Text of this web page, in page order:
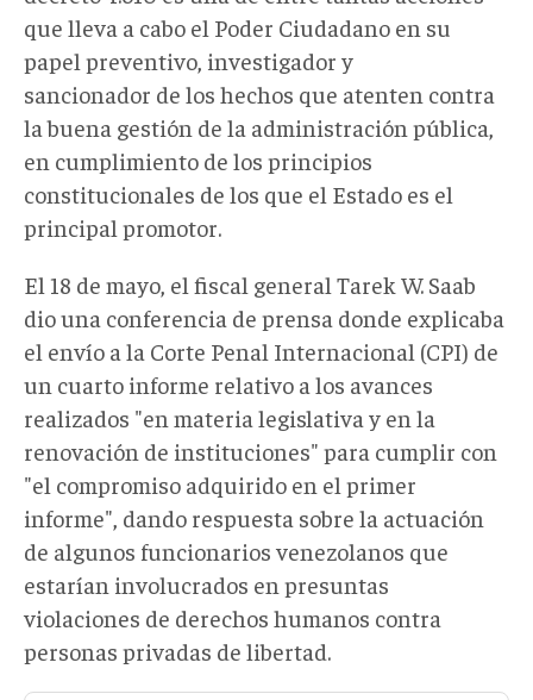
que lleva a cabo el Poder Ciudadano en su
papel preventivo, investigador y
sancionador de los hechos que atenten contra
la buena gestión de la administración pública,
en cumplimiento de los principios
constitucionales de los que el Estado es el
principal promotor.
El 18 de mayo, el fiscal general Tarek W. Saab
dio una conferencia de prensa donde explicaba
el envío a la Corte Penal Internacional (CPI) de
un cuarto informe relativo a los avances
realizados "en materia legislativa y en la
renovación de instituciones" para cumplir con
"el compromiso adquirido en el primer
informe", dando respuesta sobre la actuación
de algunos funcionarios venezolanos que
estarían involucrados en presuntas
violaciones de derechos humanos contra
personas privadas de libertad.